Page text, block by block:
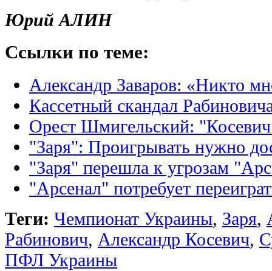
Юрий АЛИН
Ссылки по теме:
Александр Заваров: «Никто
Кассетный скандал
Орест Шмигельский:
"Заря": Проигрывать нужно
"Заря" перешла к угрозам
"Арсенал" потребует
Теги: Чемпионат Украины, Заря,
Рабинович, Александр Косевич,
ПФЛ Украины